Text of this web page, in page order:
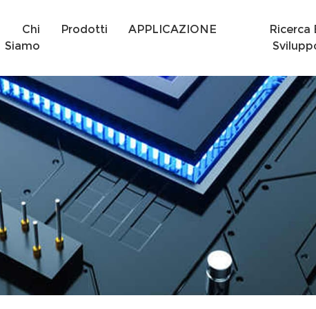
Chi
Siamo
Prodotti APPLICAZIONE
Ricerca